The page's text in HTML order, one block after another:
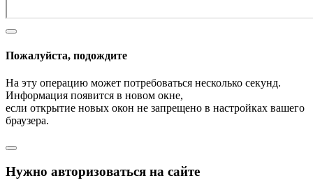
Пожалуйста, подождите
На эту операцию может потребоваться несколько секунд.
Информация появится в новом окне,
если открытие новых окон не запрещено в настройках вашего
браузера.
Нужно авторизоваться на сайте